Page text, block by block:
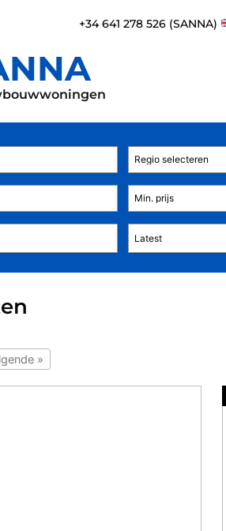
+34 641 278 526 (SANNA)
»